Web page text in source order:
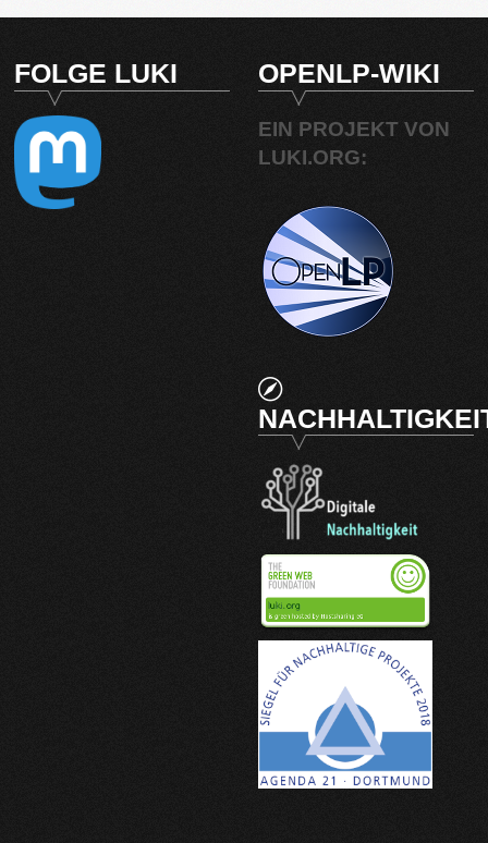
FOLGE LUKI OPENLP-WIKI
EIN PROJEKT VON
LUKI.ORG: